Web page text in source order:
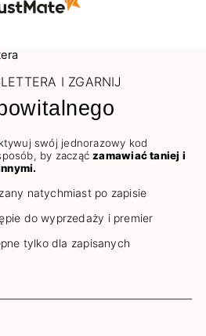
I ZGARNIJ
swój jednorazowy kod
by zacząćzamawiać taniej i
natychmiast po zapisie
do wyprzedaży i premier
tylko dla zapisanych